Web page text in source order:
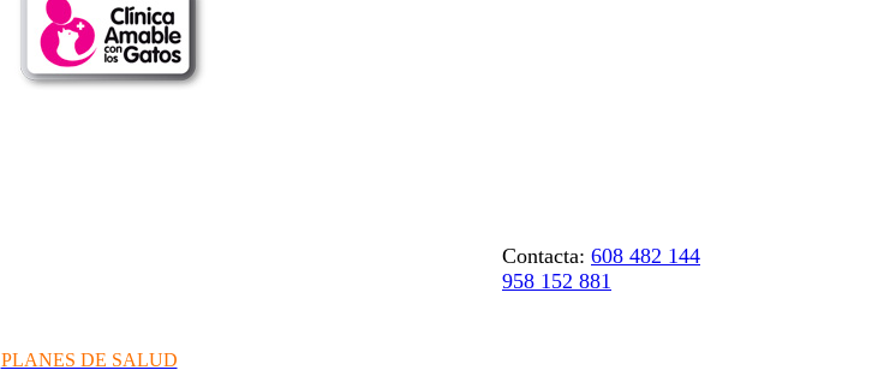
Contacta: 608 482 144
958 152 881
PLANES DE SALUD